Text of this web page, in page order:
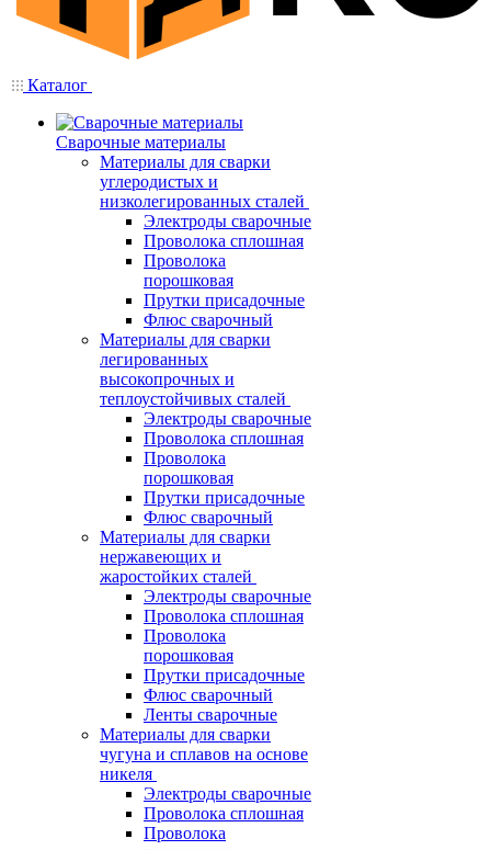
Каталог
Сварочные материалы
Материалы для сварки
углеродистых и
низколегированных сталей
Электроды сварочные
Проволока сплошная
Проволока
порошковая
Прутки присадочные
Флюс сварочный
Материалы для сварки
легированных
высокопрочных и
теплоустойчивых сталей
Электроды сварочные
Проволока сплошная
Проволока
порошковая
Прутки присадочные
Флюс сварочный
Материалы для сварки
нержавеющих и
жаростойких сталей
Электроды сварочные
Проволока сплошная
Проволока
порошковая
Прутки присадочные
Флюс сварочный
Ленты сварочные
Материалы для сварки
чугуна и сплавов на основе
никеля
Электроды сварочные
Проволока сплошная
Проволока